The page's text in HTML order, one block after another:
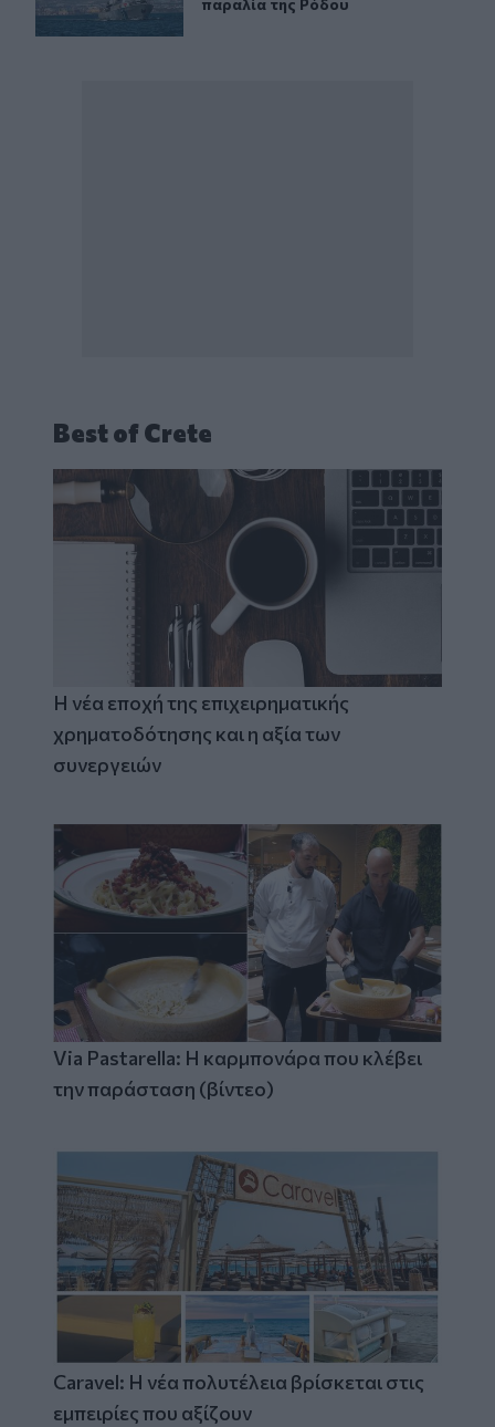
παραλία της Ρόδου
Best of Crete
Η νέα εποχή της επιχειρηματικής
χρηματοδότησης και η αξία των
συνεργειών
Via Pastarella: Η καρμπονάρα που κλέβει
την παράσταση (βίντεο)
Caravel: Η νέα πολυτέλεια βρίσκεται στις
εμπειρίες που αξίζουν